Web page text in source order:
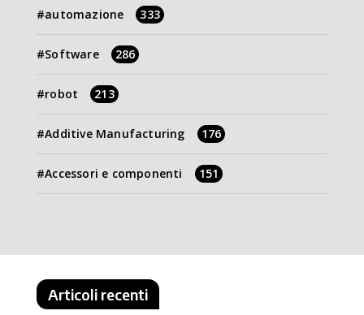
automazione 333
Software 286
robot 213
Additive Manufacturing 176
Accessori e componenti 151
Articoli recenti